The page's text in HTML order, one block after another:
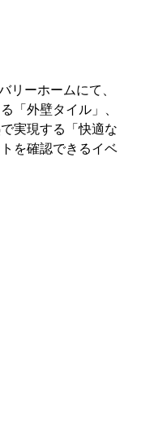
リーホームにて、
「外壁タイル」、
実現する「快適な
を確認できるイベ